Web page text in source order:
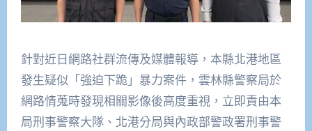
針對近日網路社群流傳及媒體報導，本縣北港地區
發生疑似「強迫下跪」暴力案件， 雲林縣警察局於
網路情蒐時發現相關影像後高度重視， 立即責由本
局刑事警察大隊、 北港分局與內政部警政署刑事警